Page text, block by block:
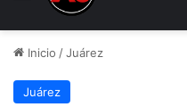
Inicio /Juárez
Juárez